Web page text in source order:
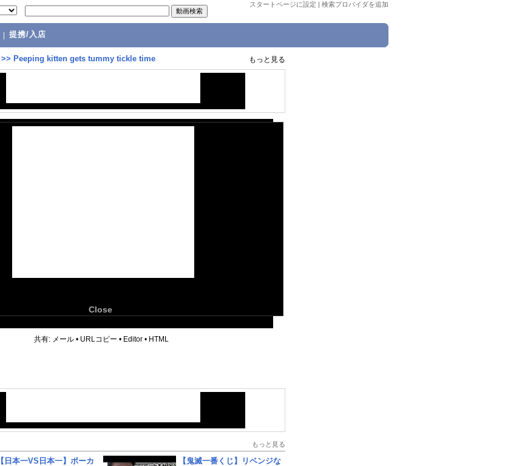
スタートページに設定 | 検索プロバイダを追加
提携/入店
>> Peeping kitten gets tummy tickle time もっと見る
Close
共有: メール • URLコピー • Editor • HTML
もっと見る
【日本一VS日本一】ポーカ
【鬼滅一番くじ】リベンジな